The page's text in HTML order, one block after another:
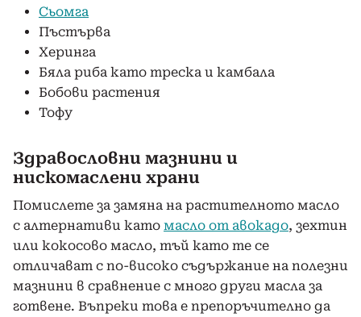
Сьомга
Пъстърва
Херинга
Бяла риба като треска и камбала
Бобови растения
Тофу
Здравословни мазнини и
нискомаслени храни
Помислете за замяна на растителното масло
с алтернативи като масло от авокадо, зехтин
или кокосово масло, тъй като те се
отличават с по-високо съдържание на полезни
мазнини в сравнение с много други масла за
готвене. Въпреки това е препоръчително да